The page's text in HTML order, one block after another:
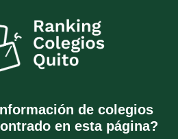
de colegios
en esta página?